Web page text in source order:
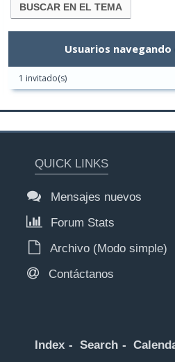
Usuarios
1 invitado(s)
QUICK LINKS
Mensajes nuevos
Forum Stats
Archivo (Modo simple)
Contáctanos
Index Search